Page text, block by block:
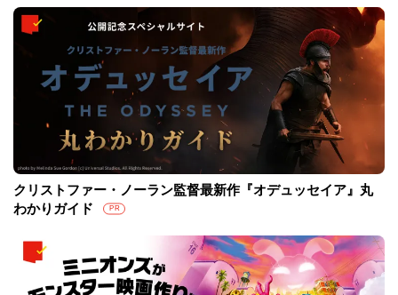
クリストファー・ノーラン監督最新作『オデュッセイア』丸
わかりガイド
PR